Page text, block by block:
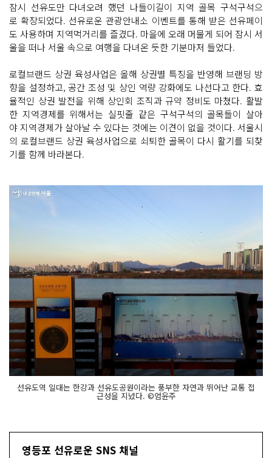
잠시 선유도만 다녀오려 했던 나들이길이 지역 골목 구석구석으
로 확장되었다. 선유로운 관광안내소 이벤트를 통해 받은 선유페이
도 사용하며 지역먹거리를 즐겼다. 마을에 오래 머물게 되어 잠시 서
울을 떠나 서울 속으로 여행을 다녀온 듯한 기분마저 들었다.
로컬브랜드 상권 육성사업은 올해 상권별 특징을 반영해 브랜딩 방
향을 설정하고, 공간 조성 및 상인 역량 강화에도 나선다고 한다. 효
율적인 상권 발전을 위해 상인회 조직과 규약 정비도 마쳤다. 활발
한 지역경제를 위해서는 실핏줄 같은 구석구석의 골목들이 살아
야 지역경제가 살아날 수 있다는 것에는 이견이 없을 것이다. 서울시
의 로컬브랜드 상권 육성사업으로 쇠퇴한 골목이 다시 활기를 되찾
기를 함께 바라본다.
선유도역 일대는 한강과 선유도공원이라는 풍부한 자연과 뛰어난 교통 접
근성을 지녔다. ©엄윤주
영등포 선유로운 SNS 채널